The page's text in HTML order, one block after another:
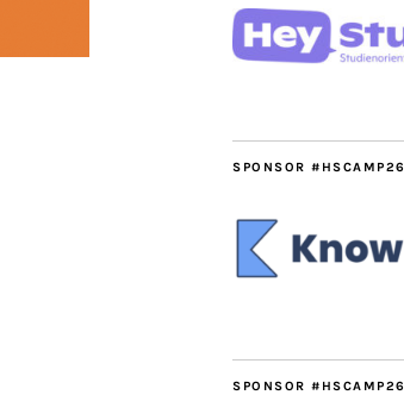
SPONSOR #HSCAMP26
SPONSOR #HSCAMP26